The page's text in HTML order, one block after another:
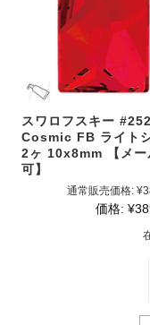
スワロフスキー
Cosmic FB ライト
2ヶ 10x8mm 【メー
可】
通常販売価格:
価格: